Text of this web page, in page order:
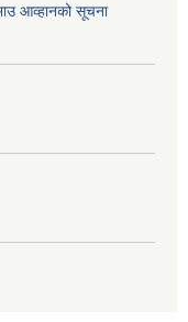
आव्हानको सूचना